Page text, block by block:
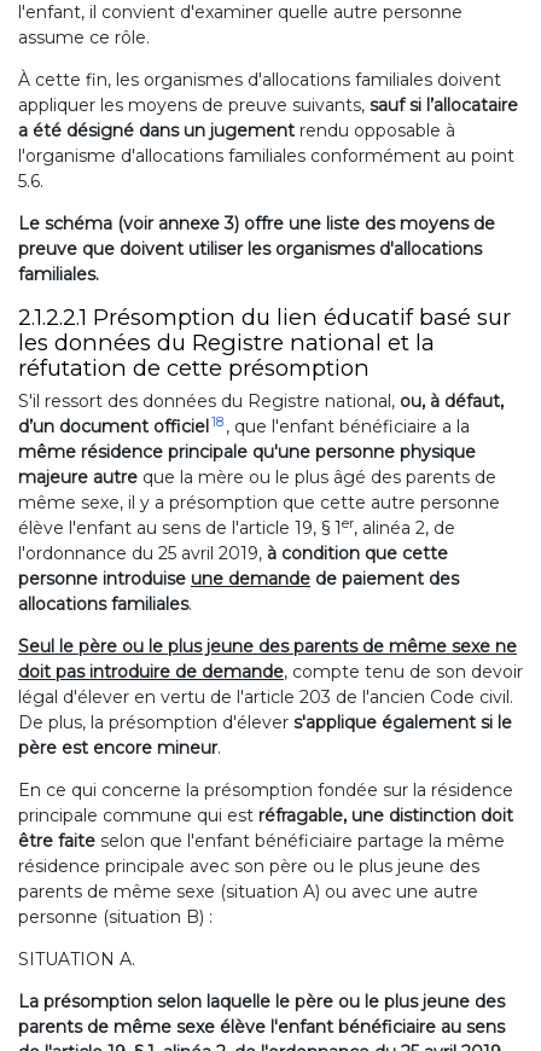
l'enfant, il convient d'examiner quelle autre personne
assume ce rôle.
À cette fin, les organismes d'allocations familiales doivent
appliquer les moyens de preuve suivants, sauf si l’allocataire
a été désigné dans un jugement rendu opposable à
l'organisme d'allocations familiales conformément au point
5.6.
Le schéma (voir annexe 3) offre une liste des moyens de
preuve que doivent utiliser les organismes d'allocations
familiales.
2.1.2.2.1 Présomption du lien éducatif basé sur
les données du Registre national et la
réfutation de cette présomption
S'il ressort des données du Registre national, ou, à défaut,
d’un document officiel 18 , que l'enfant bénéficiaire a la
même résidence principale qu'une personne physique
majeure autre que la mère ou le plus âgé des parents de
même sexe, il y a présomption que cette autre personne
élève l'enfant au sens de l'article 19, § 1 er, alinéa 2, de
l'ordonnance du 25 avril 2019, à condition que cette
personne introduise une demande de paiement des
allocations familiales.
Seul le père ou le plus jeune des parents de même sexe ne
doit pas introduire de demande, compte tenu de son devoir
légal d'élever en vertu de l'article 203 de l'ancien Code civil.
De plus, la présomption d'élever s'applique également si le
père est encore mineur.
En ce qui concerne la présomption fondée sur la résidence
principale commune qui est réfragable, une distinction doit
être faite selon que l'enfant bénéficiaire partage la même
résidence principale avec son père ou le plus jeune des
parents de même sexe (situation A) ou avec une autre
personne (situation B) :
SITUATION A.
La présomption selon laquelle le père ou le plus jeune des
parents de même sexe élève l'enfant bénéficiaire au sens